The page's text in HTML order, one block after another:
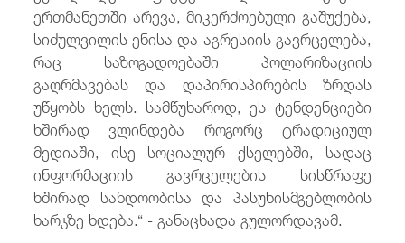
ერთმანეთში არევა, მიკერძოებული გაშუქება,
სიძულვილის ენისა და აგრესიის გავრცელება,
რაც საზოგადოებაში პოლარიზაციის
გაღრმავებას და დაპირისპირების ზრდას
უწყობს ხელს. სამწუხაროდ, ეს ტენდენციები
ხშირად ვლინდება როგორც ტრადიციულ
მედიაში, ისე სოციალურ ქსელებში, სადაც
ინფორმაციის გავრცელების სისწრაფე
ხშირად სანდოობისა და პასუხისმგებლობის
ხარჯზე ხდება.“ - განაცხადა გულორდავამ.